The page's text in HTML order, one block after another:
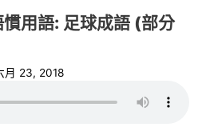
用語: 足球成語 (部分
月 23, 2018